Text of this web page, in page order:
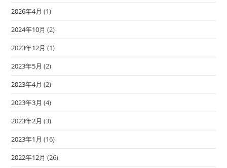
2026年4月 (1)
2024年10月 (2)
2023年12月 (1)
2023年5月 (2)
2023年4月 (2)
2023年3月 (4)
2023年2月 (3)
2023年1月 (16)
2022年12月 (26)